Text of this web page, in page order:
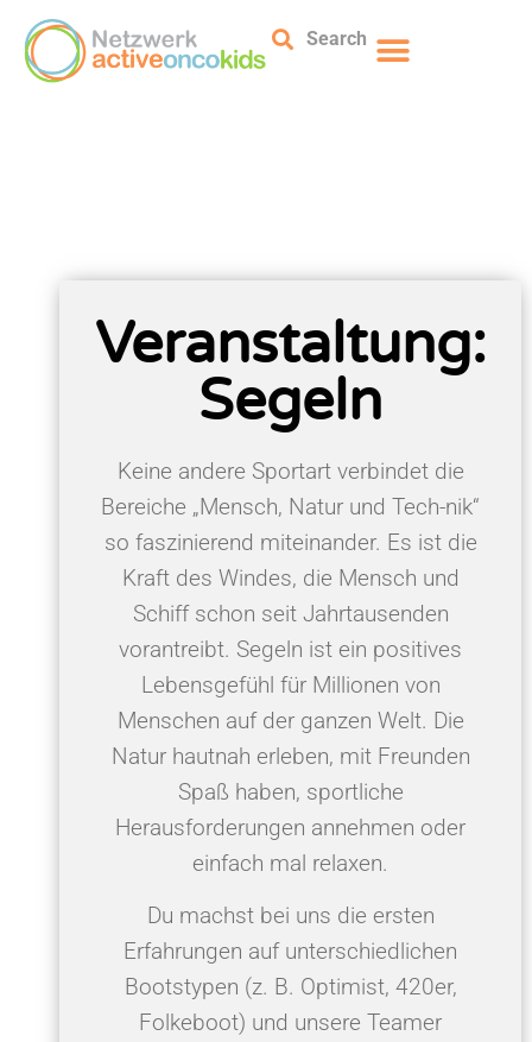
Search
Veranstaltung:
Segeln
Keine andere Sportart verbindet die
Bereiche „Mensch, Natur und Tech-nik“
so faszinierend miteinander. Es ist die
Kraft des Windes, die Mensch und
Schiff schon seit Jahrtausenden
vorantreibt. Segeln ist ein positives
Lebensgefühl für Millionen von
Menschen auf der ganzen Welt. Die
Natur hautnah erleben, mit Freunden
Spaß haben, sportliche
Herausforderungen annehmen oder
einfach mal relaxen.
Du machst bei uns die ersten
Erfahrungen auf unterschiedlichen
Bootstypen (z. B. Optimist, 420er,
Folkeboot) und unsere Teamer